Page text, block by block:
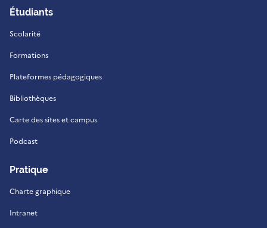
Étudiants
Scolarité
Formations
Plateformes pédagogiques
Bibliothèques
Carte des sites et campus
Podcast
Pratique
Charte graphique
Intranet